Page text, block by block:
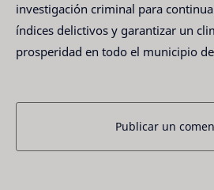
investigación criminal para
índices delictivos y garantizar un
prosperidad en todo el municipio
Publicar un